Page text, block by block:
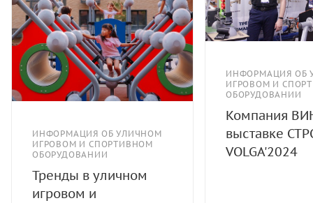
ИНФОРМАЦИЯ ОБ УЛИЧНОМ
ИГРОВОМ И СПОРТИВНОМ
ОБОРУДОВАНИИ
Тренды в уличном
игровом и
ИНФОРМАЦИЯ ОБ
ИГРОВОМ И
ОБОРУДОВАНИИ
Компания
выставке
VOLGA'2024